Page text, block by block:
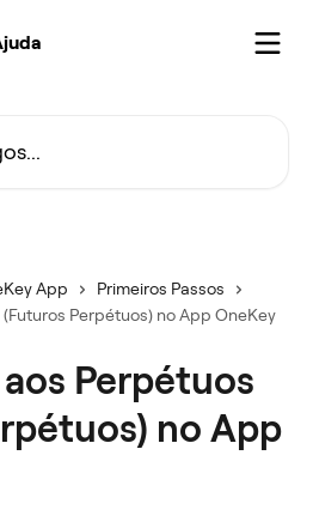
App
Primeiros Passos
Perpétuos) no App OneKey
Perpétuos
no App